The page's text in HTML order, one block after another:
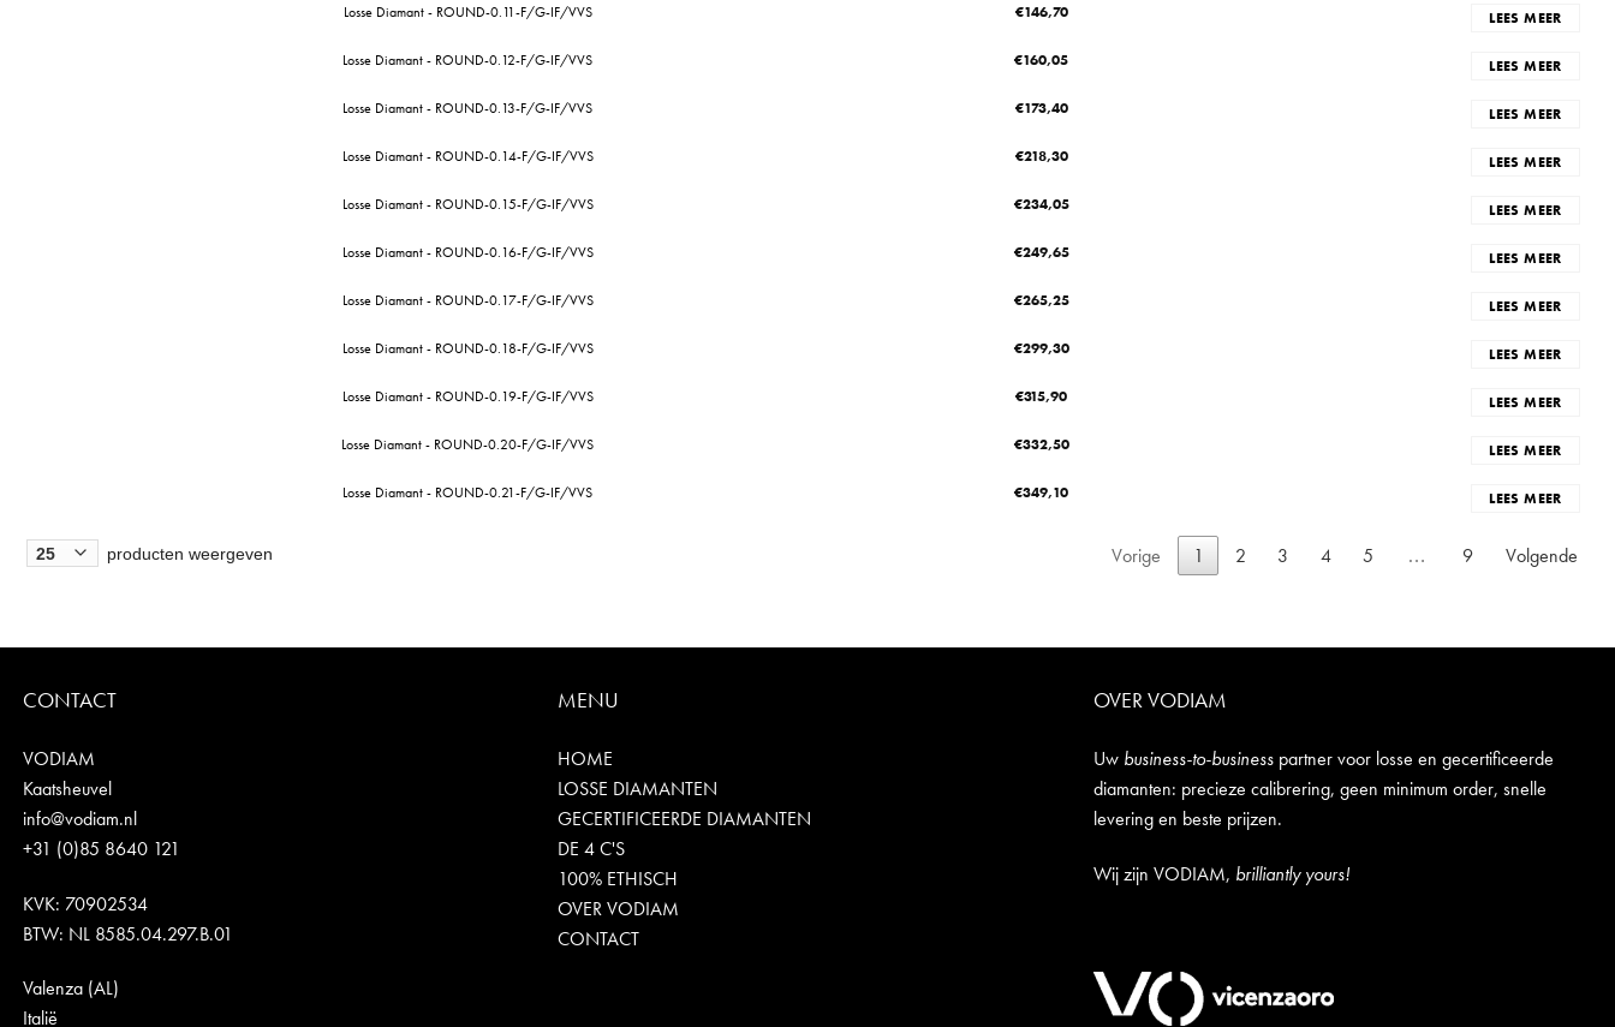
Losse Diamant - ROUND-0.11-F/G-IF/VVS €146,70 LEES MEER
Losse Diamant - ROUND-0.12-F/G-IF/VVS €160,05 LEES MEER
Losse Diamant - ROUND-0.13-F/G-IF/VVS €173,40 LEES MEER
Losse Diamant - ROUND-0.14-F/G-IF/VVS €218,30 LEES MEER
Losse Diamant - ROUND-0.15-F/G-IF/VVS €234,05 LEES MEER
Losse Diamant - ROUND-0.16-F/G-IF/VVS €249,65 LEES MEER
Losse Diamant - ROUND-0.17-F/G-IF/VVS €265,25 LEES MEER
Losse Diamant - ROUND-0.18-F/G-IF/VVS €299,30 LEES MEER
Losse Diamant - ROUND-0.19-F/G-IF/VVS €315,90 LEES MEER
Losse Diamant - ROUND-0.20-F/G-IF/VVS €332,50 LEES MEER
Losse Diamant - ROUND-0.21-F/G-IF/VVS €349,10 LEES MEER
producten weergeven Vorige 1 2 3 4 5 … 9 Volgende
CONTACT
VODIAM
Kaatsheuvel
info@vodiam.nl
+31 (0)85 8640 121
KVK: 70902534
BTW: NL 8585.04.297.B.01
Valenza (AL)
Italië
MENU
HOME
LOSSE DIAMANTEN
GECERTIFICEERDE DIAMANTEN
DE 4 C'S
100% ETHISCH
OVER VODIAM
CONTACT
OVER VODIAM
Uw business-to-businesspartner voor losse en gecertificeerde
diamanten: precieze calibrering, geen minimum order, snelle
levering en beste prijzen.
Wij zijn VODIAM, brilliantly yours!